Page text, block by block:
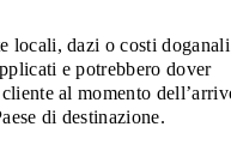
locali, dazi o costi doganali
e potrebbero dover
al momento
di destinazione.